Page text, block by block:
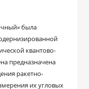
была
квантово-
предназначена
ракетно-
их угловых